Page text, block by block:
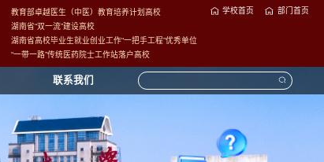
学校首页 部门首页
教育部卓越医生（中医）教育培养计划高校
湖南省“双一流”建设高校
湖南省高校毕业生就业创业工作“一把手工程”优秀单位
“一带一路”传统医药院士工作站落户高校
联系我们